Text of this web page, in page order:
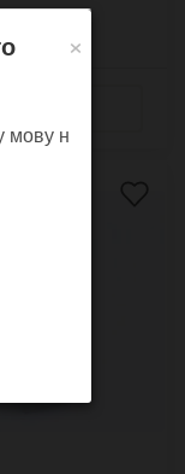
грн.
×
мову н